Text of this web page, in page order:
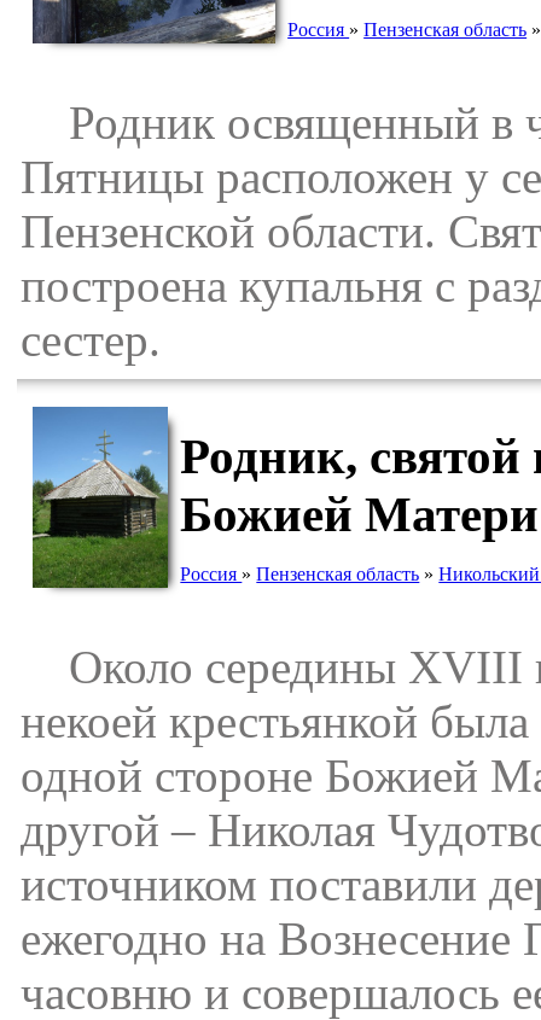
Россия »Пензенская область
Родник освященный в
Пятницы расположен у
Пензенской области.
построена купальня с
сестер.
Родник,
Божией
Россия »Пензенская область »
Около середины XVIII
некоей крестьянкой
одной стороне Божией
другой – Николая
источником поставили
ежегодно на Вознесение
часовню и совершалось